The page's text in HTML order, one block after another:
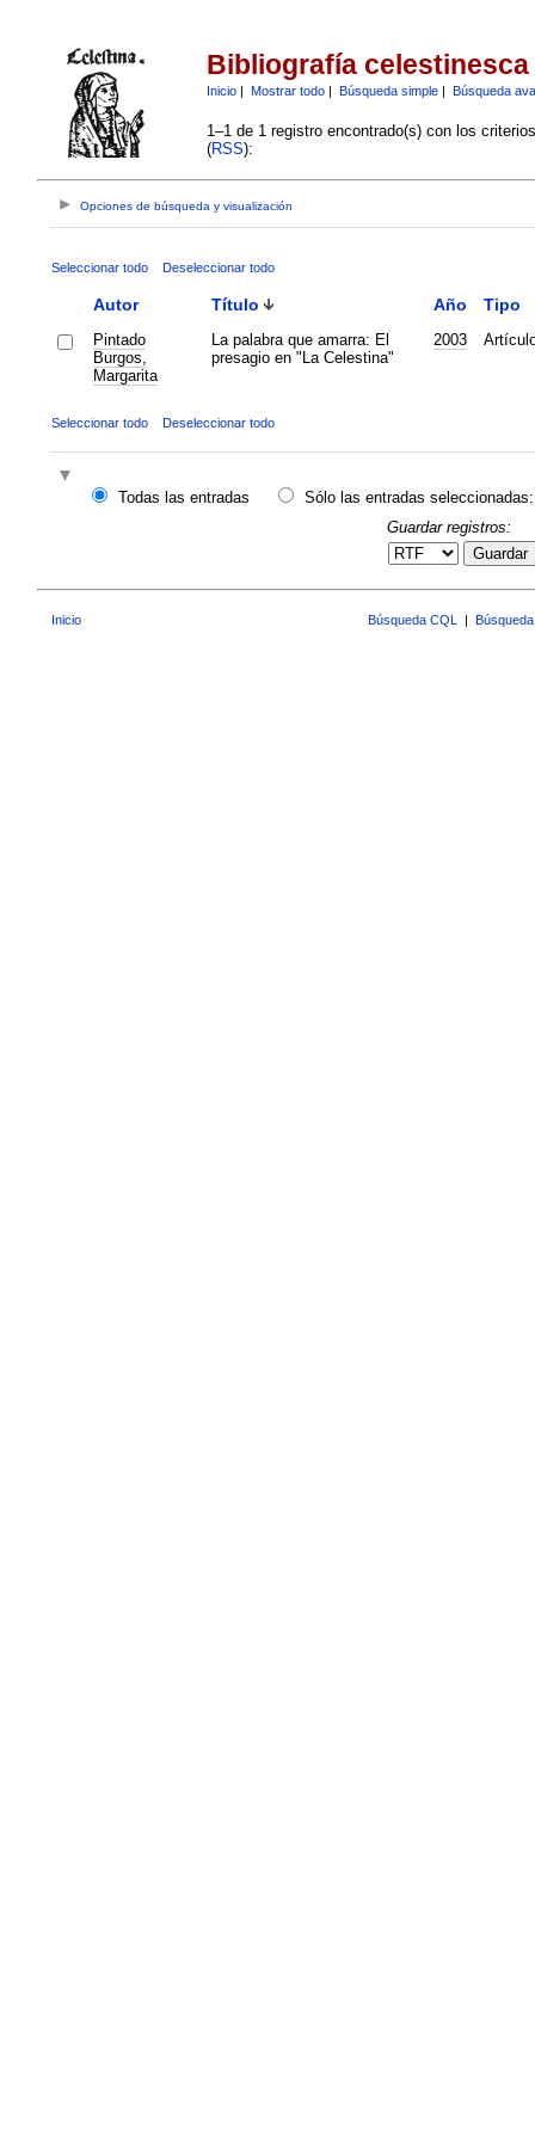
Bibliografía celestinesca
Inicio| Mostrar todo| Búsqueda simple| Búsqueda
1–1 de 1 registro encontrado(s) con los
(RSS):
Opciones de búsqueda y visualización
Seleccionar todo Deseleccionar todo
Autor Título Año Tipo
Pintado
Burgos,
Margarita
La palabra que amarra: El
presagio en "La Celestina"
2003
Seleccionar todo Deseleccionar todo
Todas las entradas
Sólo las entradas seleccionadas:
Guardar registros:
Guardar
Inicio Búsqueda CQL